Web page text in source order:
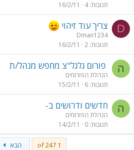
תגובות 4
16/2/11
D צריך עוד זיהוי
Dman1234
תגובות 2
16/2/11
ה פורום גלגל"צ מחפש מנהל/ת
הנהלת הפורומים
תגובות 6
15/2/11
ה חדשים ודרושים ב-
הנהלת הפורומים
תגובות 0
14/2/11
1 of 247 הבא